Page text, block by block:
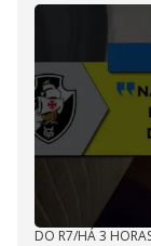
DO R7/HÁ 3